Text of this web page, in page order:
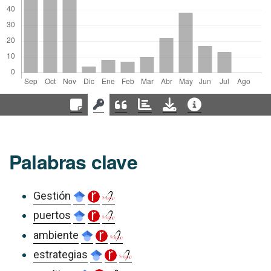
Palabras clave
Gestión
puertos
ambiente
estrategias